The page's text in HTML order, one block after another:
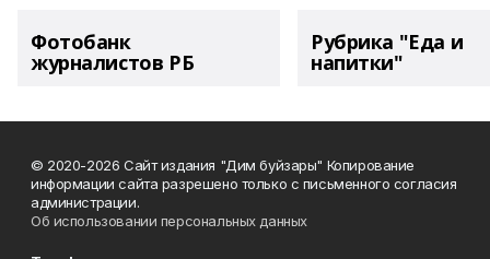
Фотобанк
журналистов РБ
Рубрика "Еда и
напитки"
© 2020-2026 Сайт издания "Дим буйзары" Копирование
информации сайта разрешено только с письменного согласия
администрации.
Об использовании персональных данных